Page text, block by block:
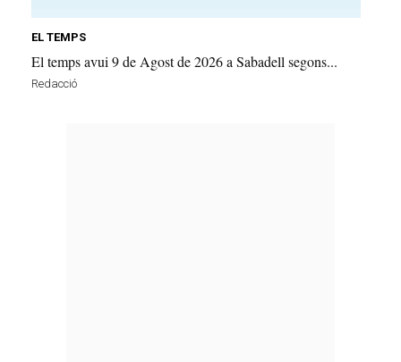
EL TEMPS
El temps avui 9 de Agost de 2026 a Sabadell segons...
Redacció